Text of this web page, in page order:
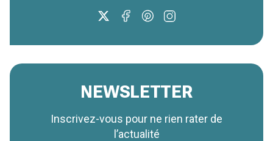
NEWSLETTER
Inscrivez-vous pour ne rien rater de
l’actualité